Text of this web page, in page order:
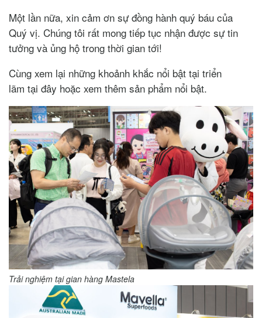
Một lần nữa, xin cảm ơn sự đồng hành quý báu của
Quý vị. Chúng tôi rất mong tiếp tục nhận được sự tin
tưởng và ủng hộ trong thời gian tới!
Cùng xem lại những khoảnh khắc nổi bật tại triển
lãm tại đây hoặc xem thêm sản phẩm nổi bật.
Trải nghiệm tại gian hàng Mastela